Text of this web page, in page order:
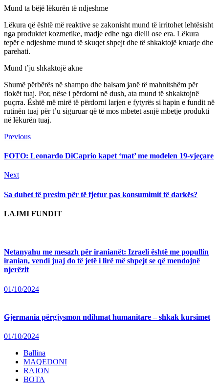
Mund ta bëjë lëkurën të ndjeshme
Lëkura që është më reaktive se zakonisht mund të irritohet lehtësisht
nga produktet kozmetike, madje edhe nga dielli ose era. Lëkura
tepër e ndjeshme mund të skuqet shpejt dhe të shkaktojë kruarje dhe
parehati.
Mund t’ju shkaktojë akne
Shumë përbërës në shampo dhe balsam janë të mahnitshëm për
flokët tuaj. Por, nëse i përdorni në dush, ata mund të shkaktojnë
puçrra. Është më mirë të përdorni larjen e fytyrës si hapin e fundit në
rutinën tuaj për t’u siguruar që të mos mbetet asnjë mbetje produkti
në lëkurën tuaj.
Continue
Reading
PreviousPrevious
FOTO: Leonardo DiCaprio kapet ‘mat’ me modelen 19-vjeçare
NextNext
Sa duhet të presim për të fjetur pas konsumimit të darkës?
LAJMI FUNDIT
Netanyahu me mesazh për iranianët: Izraeli është me popullin
iranian, vendi juaj do të jetë i lirë më shpejt se që mendojnë
njerëzit
01/10/2024
Gjermania përgjysmon ndihmat humanitare – shkak kursimet
01/10/2024
Ballina
MAQEDONI
RAJON
BOTA